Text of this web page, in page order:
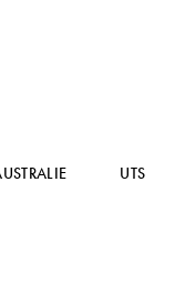
UTS